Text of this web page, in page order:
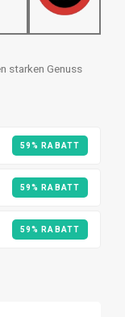
starken Genuss
59% RABATT
59% RABATT
59% RABATT